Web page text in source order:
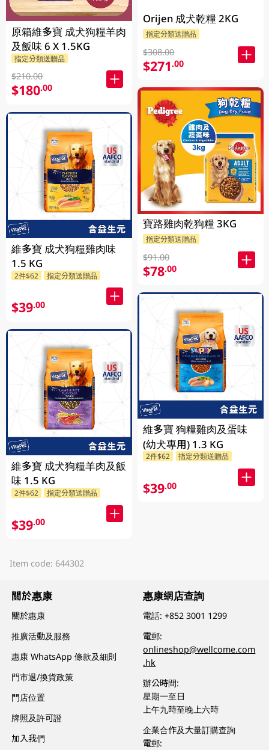
原箱維多寶 成犬狗糧羊肉
及飯味 6 X 1.5KG
指定分類送贈品
$210.00
$180.00
維多寶 成犬狗糧雞肉味
1.5 KG
2件$62 指定分類送贈品
$39.00
維多寶 成犬狗糧羊肉及飯
味 1.5 KG
2件$62 指定分類送贈品
$39.00
Orijen 成犬乾糧 2KG
指定分類送贈品
$308.00
$271.00
寶路雞肉乾狗糧 3KG
指定分類送贈品
$91.00
$78.00
維多寶 狗糧雞肉及蛋味
(幼犬專用) 1.3 KG
2件$62 指定分類送贈品
$39.00
Item code: 644302
關於惠康
關於惠康
推廣活動及服務
惠康 WhatsApp 條款及細則
門市退/換貨政策
門店位置
牌照及許可證
加入我們
惠康網店查詢
電話:+852 3001 1299
電郵:
onlineshop@wellcome.com
.hk
辦公時間:
星期一至日
上午九時至晚上六時
企業合作及大量訂購查詢
電郵: